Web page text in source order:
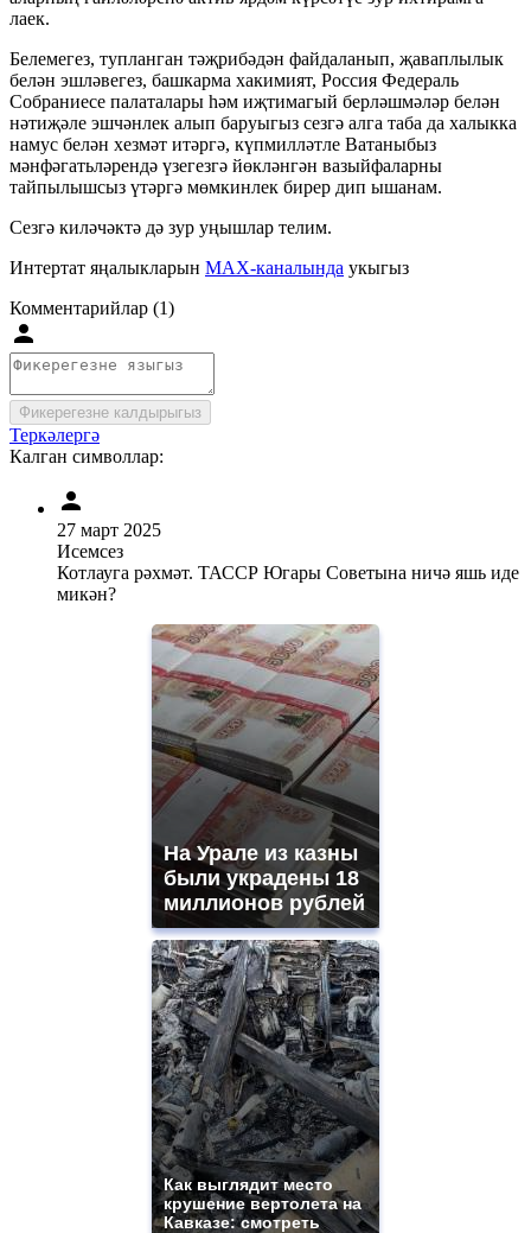
лаек.
Белемегез, тупланган тәҗрибәдән файдаланып, җаваплылык
белән эшләвегез, башкарма хакимият, Россия Федераль
Собраниесе палаталары һәм иҗтимагый берләшмәләр белән
нәтиҗәле эшчәнлек алып баруыгыз сезгә алга таба да халыкка
намус белән хезмәт итәргә, күпмилләтле Ватаныбыз
мәнфәгатьләрендә үзегезгә йөкләнгән вазыйфаларны
тайпылышсыз үтәргә мөмкинлек бирер дип ышанам.
Сезгә киләчәктә дә зур уңышлар телим.
Интертат яңалыкларын MAX-каналында укыгыз
Комментарийлар (1)
Фикерегезне калдырыгыз
Теркәлергә
Калган символлар:
27 март 2025
Исемсез
Котлауга рәхмәт. ТАССР Югары Советына ничә яшь иде
микән?
На Урале из казны
были украдены 18
миллионов рублей
Как выглядит место
крушение вертолета на
Кавказе: смотреть